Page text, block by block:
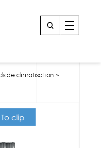
de climatisation >